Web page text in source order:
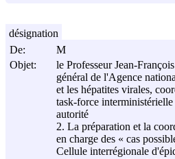
De:
M
Objet:
le Professeur Jean-
général de l'Agence
et les hépatites virales,
task-force
autorité
2. La préparation et la
en charge des « cas
Cellule interrégionale
désignation